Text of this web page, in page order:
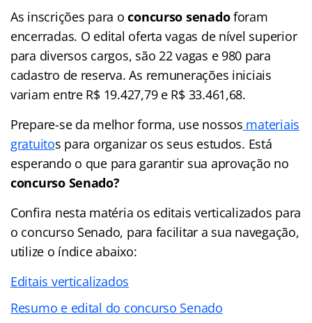
As inscrições para oconcurso senadoforam
encerradas. O edital oferta vagas de nível superior
para diversos cargos, são 22 vagas e 980 para
cadastro de reserva. As remunerações iniciais
variam entre R$ 19.427,79 e R$ 33.461,68.
Prepare-se da melhor forma, use nossos materiais
gratuitos para organizar os seus estudos. Está
esperando o que para garantir sua aprovação no
concurso Senado?
Confira nesta matéria os editais verticalizados para
o concurso Senado, para facilitar a sua navegação,
utilize o índice abaixo:
Editais verticalizados
Resumo e edital do concurso Senado